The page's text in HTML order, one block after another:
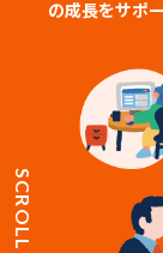
の成長をサポ
SCROLL